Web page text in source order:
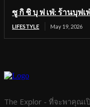
ซู กิ ชิ บุ ฟ เฟ่: ร้านบุ
LIFESTYLE May 19, 2026
The Explor - ที่จะพาคุณเ